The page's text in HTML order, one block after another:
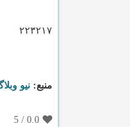
۲۲۳۲۱۷
منبع: نیو
0.0
/
5